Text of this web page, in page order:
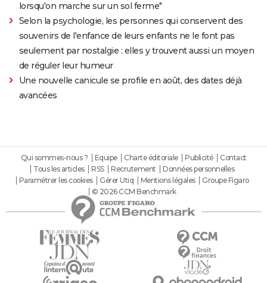
lorsqu'on marche sur un sol ferme"
Selon la psychologie, les personnes qui conservent des
souvenirs de l'enfance de leurs enfants ne le font pas
seulement par nostalgie : elles y trouvent aussi un moyen
de réguler leur humeur
Une nouvelle canicule se profile en août, des dates déjà
avancées
Qui sommes-nous ? Equipe Charte éditoriale Publicité
Contact
Tous les articles
RSS Recrutement
Données personnelles
Paramétrer les cookies
Gérer Utiq Mentions légales
Groupe Figaro
© 2026 CCM Benchmark